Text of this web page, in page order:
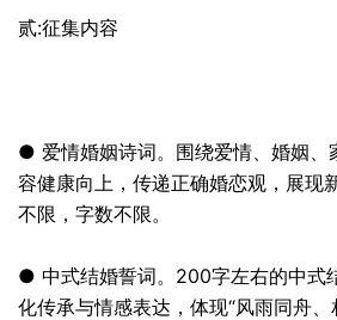
贰:征集内容
● 爱情婚姻诗词。围绕爱情、婚姻、
容健康向上，传递正确婚恋观，展现
不限，字数不限。
● 中式结婚誓词。200字左右的中式
化传承与情感表达，体现“风雨同舟